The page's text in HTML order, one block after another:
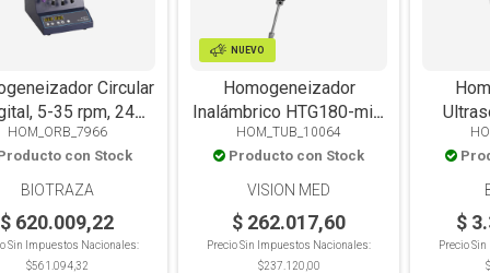
Circular
5-35 rpm, 24
Tubos x 815mm
HOM_ORB_7966
con Stock
BIOTRAZA
$ 620.009,22
Sin Impuestos Nacionales:
$561.094,32
NUEVO
Homogeneizador
Inalámbrico HTG180-mini
para microtubos con
pistilo metálico
reutilizable
HOM_TUB_10064
Producto con Stock
VISION MED
$ 262.017,60
Precio Sin Impuestos Nacionales:
$237.120,00
$
Precio